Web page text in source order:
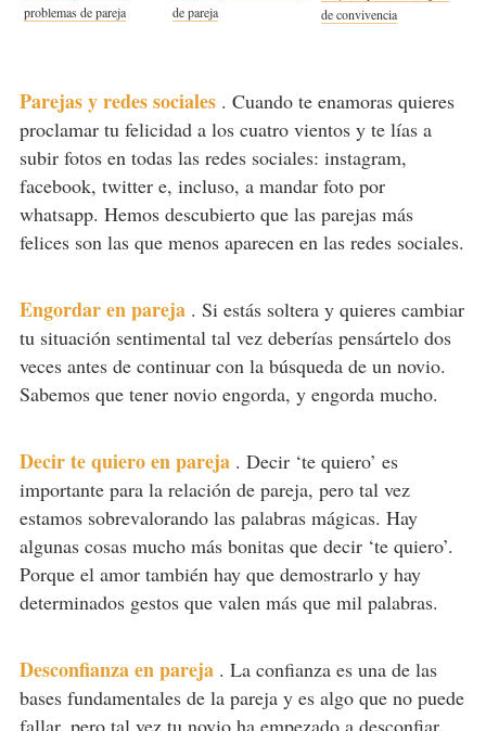
problemas de pareja
de pareja
de convivencia
Parejas y redes sociales . Cuando te enamoras quieres
proclamar tu felicidad a los cuatro vientos y te lías a
subir fotos en todas las redes sociales: instagram,
facebook, twitter e, incluso, a mandar foto por
whatsapp. Hemos descubierto que las parejas más
felices son las que menos aparecen en las redes sociales.
Engordar en pareja . Si estás soltera y quieres cambiar
tu situación sentimental tal vez deberías pensártelo dos
veces antes de continuar con la búsqueda de un novio.
Sabemos que tener novio engorda, y engorda mucho.
Decir te quiero en pareja . Decir ‘te quiero’ es
importante para la relación de pareja, pero tal vez
estamos sobrevalorando las palabras mágicas. Hay
algunas cosas mucho más bonitas que decir ‘te quiero’.
Porque el amor también hay que demostrarlo y hay
determinados gestos que valen más que mil palabras.
Desconfianza en pareja . La confianza es una de las
bases fundamentales de la pareja y es algo que no puede
fallar, pero tal vez tu novio ha empezado a desconfiar.